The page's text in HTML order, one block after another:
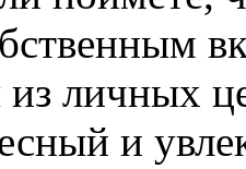
личных
и